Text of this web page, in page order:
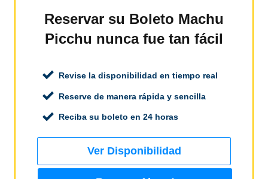
Reservar su Boleto Machu
Picchu nunca fue tan fácil
Revise la disponibilidad en tiempo real
Reserve de manera rápida y sencilla
Reciba su boleto en 24 horas
Ver Disponibilidad